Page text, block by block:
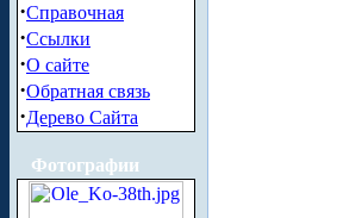
·Справочная
·Ссылки
·О сайте
·Обратная связь
·Дерево Сайта
Фотографии